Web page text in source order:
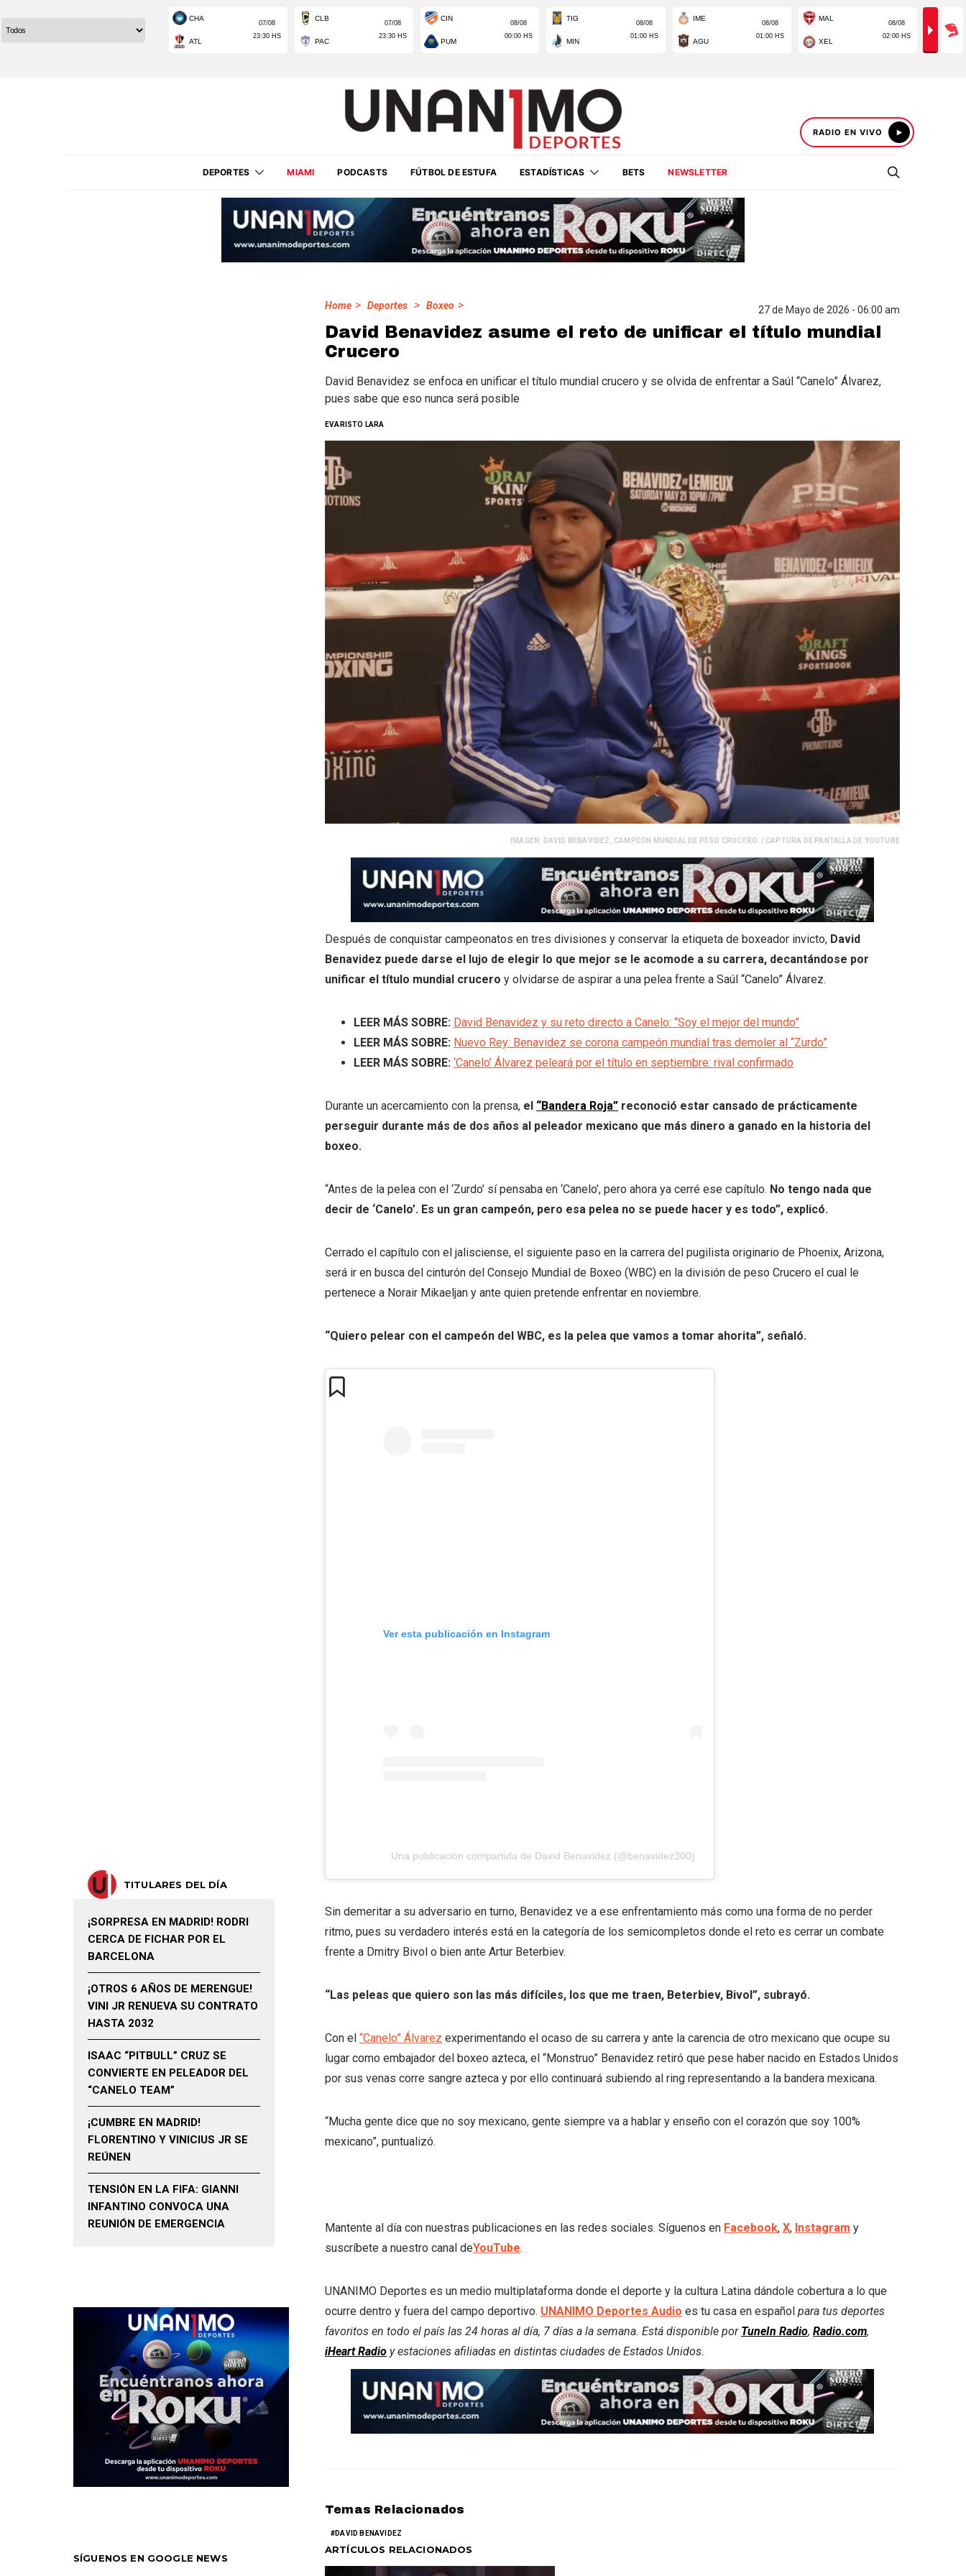
RADIO EN VIVO
DEPORTES MIAMI PODCASTS FÚTBOL DE ESTUFA ESTADÍSTICAS BETS NEWSLETTER
Home > Deportes > Boxeo > 27 de Mayo de 2026 - 06:00 am
David Benavidez asume el reto de unificar el título mundial
Crucero
David Benavidez se enfoca en unificar el título mundial crucero y se olvida de enfrentar a Saúl “Canelo” Álvarez,
pues sabe que eso nunca será posible
EVARISTO LARA
IMAGEN: DAVID BENAVIDEZ, CAMPEÓN MUNDIAL DE PESO CRUCERO. / CAPTURA DE PANTALLA DE YOUTUBE
Después de conquistar campeonatos en tres divisiones y conservar la etiqueta de boxeador invicto, David
Benavidez puede darse el lujo de elegir lo que mejor se le acomode a su carrera, decantándose por
unificar el título mundial crucero y olvidarse de aspirar a una pelea frente a Saúl “Canelo” Álvarez.
LEER MÁS SOBRE: David Benavidez y su reto directo a Canelo: “Soy el mejor del mundo”
LEER MÁS SOBRE: Nuevo Rey: Benavidez se corona campeón mundial tras demoler al “Zurdo”
LEER MÁS SOBRE: ‘Canelo’ Álvarez peleará por el título en septiembre: rival confirmado
Durante un acercamiento con la prensa, el “Bandera Roja” reconoció estar cansado de prácticamente
perseguir durante más de dos años al peleador mexicano que más dinero a ganado en la historia del
boxeo.
“Antes de la pelea con el ‘Zurdo’ sí pensaba en ‘Canelo’, pero ahora ya cerré ese capítulo. No tengo nada que
decir de ‘Canelo’. Es un gran campeón, pero esa pelea no se puede hacer y es todo”, explicó.
Cerrado el capítulo con el jalisciense, el siguiente paso en la carrera del pugilista originario de Phoenix, Arizona,
será ir en busca del cinturón del Consejo Mundial de Boxeo (WBC) en la división de peso Crucero el cual le
pertenece a Norair Mikaeljan y ante quien pretende enfrentar en noviembre.
“Quiero pelear con el campeón del WBC, es la pelea que vamos a tomar ahorita”, señaló.
Ver esta publicación en Instagram
Una publicación compartida de David Benavidez (@benavidez300)
Sin demeritar a su adversario en turno, Benavidez ve a ese enfrentamiento más como una forma de no perder
ritmo, pues su verdadero interés está en la categoría de los semicompletos donde el reto es cerrar un combate
frente a Dmitry Bivol o bien ante Artur Beterbiev.
“Las peleas que quiero son las más difíciles, los que me traen, Beterbiev, Bivol”, subrayó.
Con el “Canelo” Álvarez experimentando el ocaso de su carrera y ante la carencia de otro mexicano que ocupe su
lugar como embajador del boxeo azteca, el “Monstruo” Benavidez retiró que pese haber nacido en Estados Unidos
por sus venas corre sangre azteca y por ello continuará subiendo al ring representando a la bandera mexicana.
“Mucha gente dice que no soy mexicano, gente siempre va a hablar y enseño con el corazón que soy 100%
mexicano”, puntualizó.
Mantente al día con nuestras publicaciones en las redes sociales. Síguenos en Facebook, X, Instagram y
suscríbete a nuestro canal deYouTube.
UNANIMO Deportes es un medio multiplataforma donde el deporte y la cultura Latina dándole cobertura a lo que
ocurre dentro y fuera del campo deportivo. UNANIMO Deportes Audio es tu casa en español para tus deportes
favoritos en todo el país las 24 horas al día, 7 días a la semana. Está disponible por TuneIn Radio, Radio.com,
iHeart Radio y estaciones afiliadas en distintas ciudades de Estados Unidos.
Temas Relacionados
DAVID BENAVIDEZ
ARTÍCULOS RELACIONADOS
TITULARES DEL DÍA
¡SORPRESA EN MADRID! RODRI
CERCA DE FICHAR POR EL
BARCELONA
¡OTROS 6 AÑOS DE MERENGUE!
VINI JR RENUEVA SU CONTRATO
HASTA 2032
ISAAC “PITBULL” CRUZ SE
CONVIERTE EN PELEADOR DEL
“CANELO TEAM”
¡CUMBRE EN MADRID!
FLORENTINO Y VINICIUS JR SE
REÚNEN
TENSIÓN EN LA FIFA: GIANNI
INFANTINO CONVOCA UNA
REUNIÓN DE EMERGENCIA
SÍGUENOS EN GOOGLE NEWS